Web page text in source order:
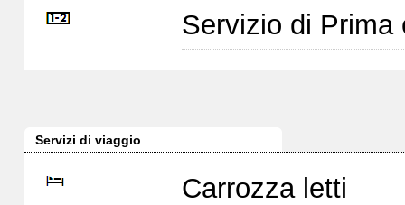
Servizio di Prima
Servizi di viaggio
Carrozza letti